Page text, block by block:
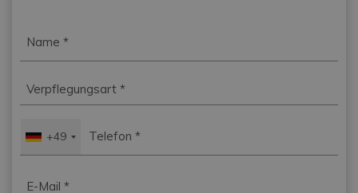
Verpflegungsart
+49